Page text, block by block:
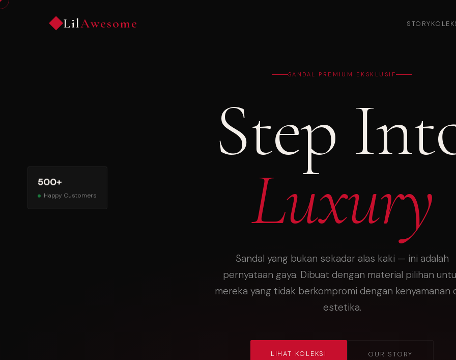
LilAwesome STORY
500+
Happy Customers
SANDAL PREMIUM EKSKLUSIF
Step
Luxury
Sandal yang bukan sekadar alas kaki — ini adalah
pernyataan gaya. Dibuat dengan material pilihan
mereka yang tidak berkompromi dengan kenyamanan
estetika.
LIHAT KOLEKSI OUR STORY